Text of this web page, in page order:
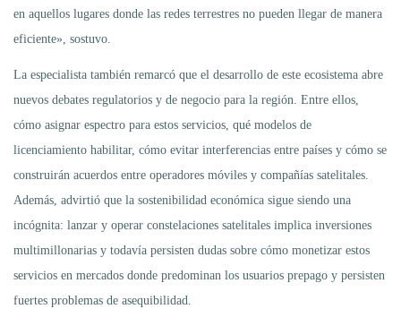
en aquellos lugares donde las redes terrestres no pueden llegar de manera
eficiente», sostuvo.
La especialista también remarcó que el desarrollo de este ecosistema abre
nuevos debates regulatorios y de negocio para la región. Entre ellos,
cómo asignar espectro para estos servicios, qué modelos de
licenciamiento habilitar, cómo evitar interferencias entre países y cómo se
construirán acuerdos entre operadores móviles y compañías satelitales.
Además, advirtió que la sostenibilidad económica sigue siendo una
incógnita: lanzar y operar constelaciones satelitales implica inversiones
multimillonarias y todavía persisten dudas sobre cómo monetizar estos
servicios en mercados donde predominan los usuarios prepago y persisten
fuertes problemas de asequibilidad.